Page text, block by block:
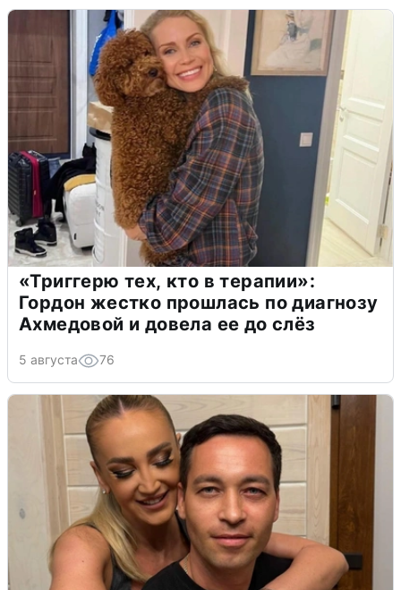
«Триггерю тех, кто в терапии»:
Гордон жестко прошлась по диагнозу
Ахмедовой и довела ее до слёз
5 августа 76